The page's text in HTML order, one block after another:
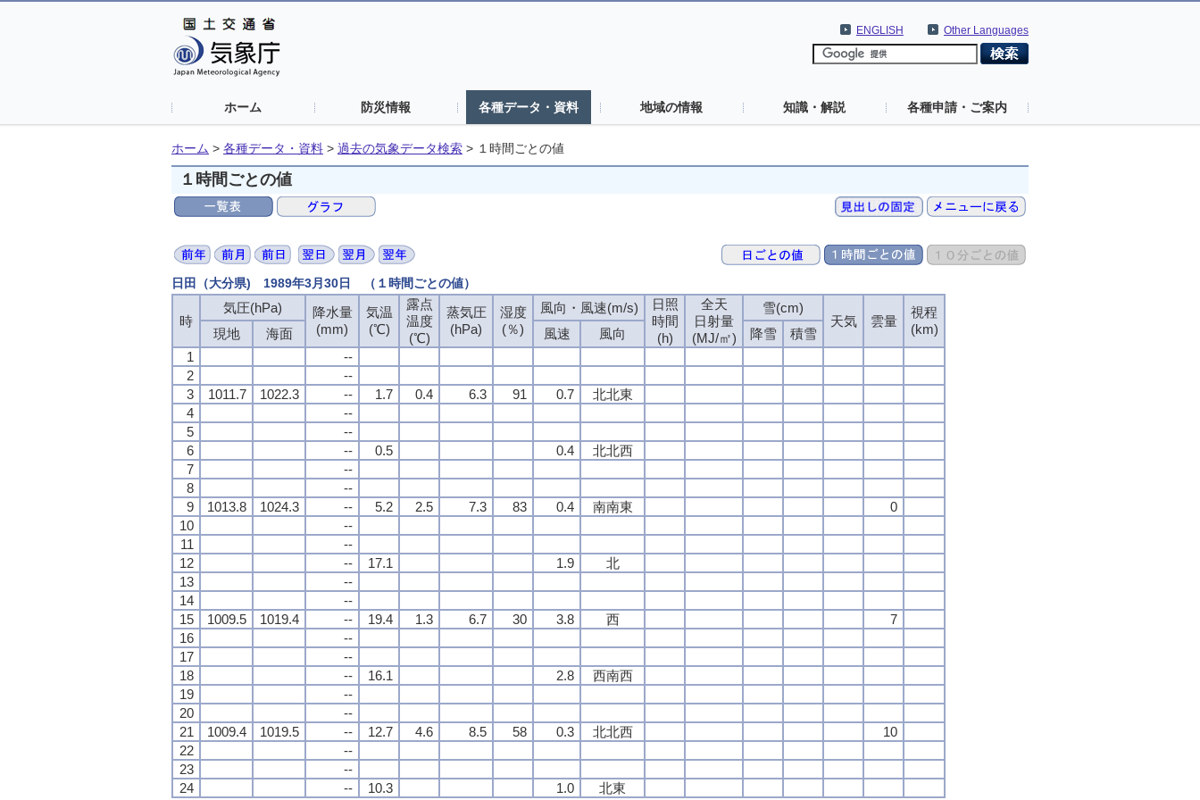
Other Languages
ENGLISH
ホーム 防災情報 各種データ・資料 地域の情報 知識・解説 各種申請・ご案内
ホーム > 各種データ・資料 > 過去の気象データ検索 > １時間ごとの値
１時間ごとの値
日田（大分県) 1989年3月30日 （１時間ごとの値）
時
気圧(hPa)
降水量
(mm)
気温
(℃)
露点
温度
(℃)
蒸気圧
(hPa)
湿度
(％)
風向・風速(m/s)
日照
時間
(h)
全天
日射量
(MJ/㎡)
雪(cm)
天気
雲量
視程
(km)
現地 海面 風速 風向 降雪
積雪
1
--
2
--
3
1011.7 1022.3 -- 1.7 0.4 6.3 91 0.7
北北東
4
--
5
--
6
-- 0.5 0.4
北北西
7
--
8
--
9
1013.8 1024.3 -- 5.2 2.5 7.3 83 0.4 南南東
0
10
--
11
--
12
-- 17.1 1.9
北
13
--
14
--
15
1009.5 1019.4 -- 19.4 1.3 6.7 30 3.8 西
7
16
--
17
--
18
-- 16.1 2.8
西南西
19
--
20
--
21
1009.4 1019.5 -- 12.7 4.6 8.5 58 0.3 北北西
10
22
--
23
--
24
-- 10.3 1.0 北東